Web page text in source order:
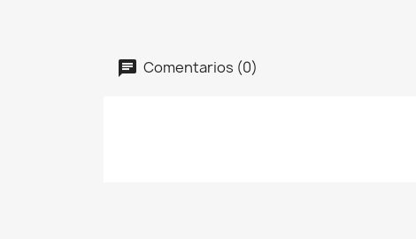
Comentarios (0)